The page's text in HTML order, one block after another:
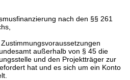
nach den §§ 261
außerhalb von § 45 die
und den Projektträger zur
hat und es sich um ein Konto